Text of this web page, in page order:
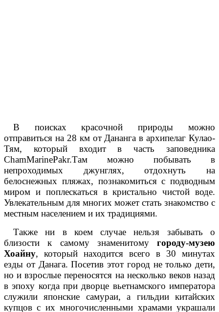
В поисках красочной природы можно
отправиться на 28 км от Дананга в архипелаг Кулао-
Тям, который входит в часть заповедника
ChamMarinePakr.Там можно побывать в
непроходимых джунглях, отдохнуть на
белоснежных пляжах, познакомиться с подводным
миром и поплескаться в кристально чистой воде.
Увлекательным для многих может стать знакомство с
местным населением и их традициями.
Также ни в коем случае нельзя забывать о
близости к самому знаменитому городу-музею
Хоайну, который находится всего в 30 минутах
езды от Данага. Посетив этот город не только дети,
но и взрослые переносятся на несколько веков назад
в эпоху когда при дворце вьетнамского императора
служили японские самураи, а гильдии китайских
купцов с их многочисленными храмами украшали